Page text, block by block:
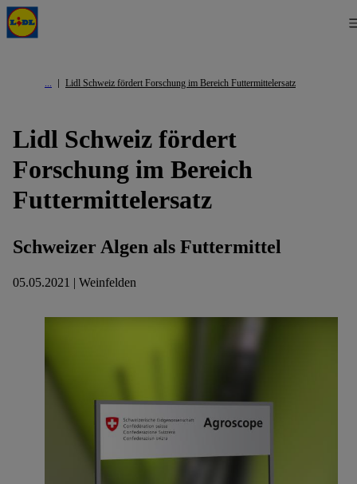
Lidl Schweiz fördert Forschung im Bereich Futtermittelersatz
Lidl Schweiz fördert
Forschung im Bereich
Futtermittelersatz
Schweizer Algen als Futtermittel
05.05.2021 | Weinfelden